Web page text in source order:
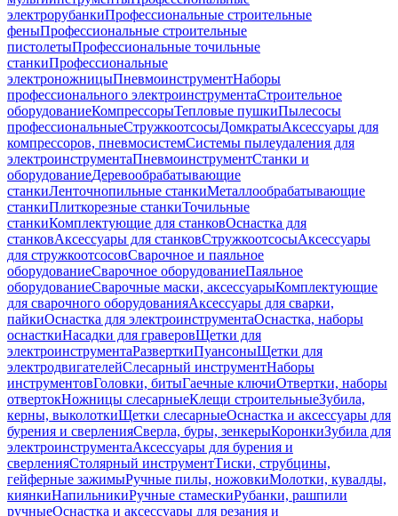
электрорубанкиПрофессиональные строительные
феныПрофессиональные строительные
пистолетыПрофессиональные точильные
станкиПрофессиональные
электроножницыПневмоинструментНаборы
профессионального электроинструментаСтроительное
оборудованиеКомпрессорыТепловые пушкиПылесосы
профессиональныеСтружкоотсосыДомкратыАксессуары для
компрессоров, пневмосистемСистемы пылеудаления для
электроинструментаПневмоинструментСтанки и
оборудованиеДеревообрабатывающие
станкиЛенточнопильные станкиМеталлообрабатывающие
станкиПлиткорезные станкиТочильные
станкиКомплектующие для станковОснастка для
станковАксессуары для станковСтружкоотсосыАксессуары
для стружкоотсосовСварочное и паяльное
оборудованиеСварочное оборудованиеПаяльное
оборудованиеСварочные маски, аксессуарыКомплектующие
для сварочного оборудованияАксессуары для сварки,
пайкиОснастка для электроинструментаОснастка, наборы
оснасткиНасадки для граверовЩетки для
электроинструментаРазверткиПуансоныЩетки для
электродвигателейСлесарный инструментНаборы
инструментовГоловки, битыГаечные ключиОтвертки, наборы
отвертокНожницы слесарныеКлещи строительныеЗубила,
керны, выколоткиЩетки слесарныеОснастка и аксессуары для
бурения и сверленияСверла, буры, зенкерыКоронкиЗубила для
электроинструментаАксессуары для бурения и
сверленияСтолярный инструментТиски, струбцины,
гейферные зажимыРучные пилы, ножовкиМолотки, кувалды,
киянкиНапильникиРучные стамескиРубанки, рашпили
ручныеОснастка и аксессуары для резания и